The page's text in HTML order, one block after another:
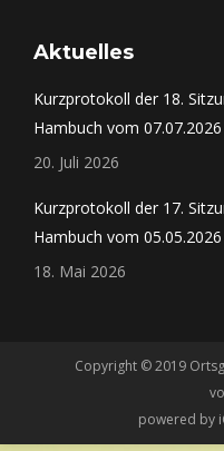
Aktuelles
Kurzprotokoll der 18.
Hambuch vom 07.07.2026
20. Juli 2026
Kurzprotokoll der 17.
Hambuch vom 05.05.2026
18. Mai 2026
Copyright © 2019
powered by